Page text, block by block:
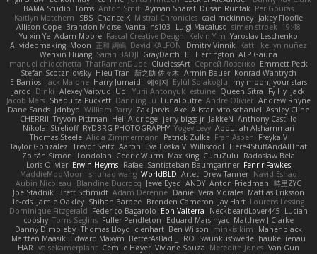
BAMA Studio Toms Anton Smit Ayman Sharaf Dusan Runtak Per Gouras
Kaitlyn Matchem
SBS Chance K Mistral Chronicles cael mckinney Jakey Floofle
Allison Cope Brandon Morse Vanta ns103 Luigi Macaluso simen stroek 19:48
Yu xin Ye Adam Moore Pascal Creative Design Kelvin Yim Yaroslav Leschenko
AI videomaking Moon 正和 綱嶋 David KALFON Dmitry Vinnik Katti keilyn nuñez
Wenxin Huang Sarah BADJI GrayDarth Eli Herrington ALP Gauna
manuel chiocchetta ThatRamenDude CluelessArt Cергей Лозенко Emmett Peck
Stefan Scotzniovsky Hieu Tran 新之助 佐々木 Armin Bauer Konrad Wantrych
E Barrios Jack Malone Harry Jumaidi 에이지 Eylül Solakoğlu
my moon, your stars
Jarod Dinki Alexey Vaitvud Udi Yurii Antonyuk estuine Queen Sitra Fy Hy Jack
Jacob Mars Shaquita Puckett Danning Lu LunaLoutre Andre Olivier Andrew Rhyne
Dane Sands Jdnbyd William Parry Zak Jarvis Axel Allstar vito schaniel Ashley Cline
CHERRII Tryvon Pittman Heli Aldridge jerry biggs jr JakkeN Anthony Castillo
Nikolai Strelioff RYDBRG PHOTOGRAPHY Yogev Levy Abdullah Alshammari
Thomas Steele Alicia Zimmermann Patrick Zulke Fran Aspen Freyka V
Taylor Gonzalez Trevor Seitz Aaron Eva Eoska V Williscool
Here4StuffAndAllThat
Zoltán Simon
Londolan Cedric Wurm Max King CucuZulu
Radosław Bela
Loris Olivier Erwin Heyms Rafael Santisteban Baumgartner Fenrir Fawkes
MaddieMooMoon shuhao wang WorldBLD Artet Drew Tanner Navid Eshaq
Aubin Nicoleau
Blandine Ducrocq JewelEyed ANDY Anton Friedman 時里ZYC
Joe Stadnik Brett Schmidt Adam Derenne Daniel Vera Morales Mattias Eriksson
le-cds Jamie Oakley Shihan Barbee Brenden Cameron Jay Hart Lourens Lessing
Dominique Fitzgerald Federico Bagarolo Eon Valterra NeckbeardLover445 Lucian
cooshy Toms Seglins Fuller Pendleton Eduard Marsinyac Matthew J Clarke
Danny Dimbleby Thomas Lloyd clenhart Ben Wilson minkis kim
Manenblack
Martten Maasik Edward Maxym BetterAsBad _ RO SwunkusSwede hauke lienau
HAR valsekamerplant Cemile Høyer Viviane Souza Meredith Jones Van Gun